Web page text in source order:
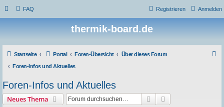
FAQ Anmelden
Registrieren
thermik-board.de
Startseite Portal Foren-Übersicht
Über dieses Forum
Foren-Infos und Aktuelles
Foren-Infos und Aktuelles
Neues Thema Suche